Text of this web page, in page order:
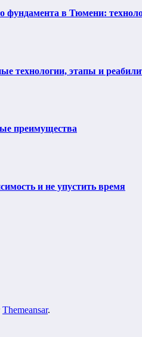
фундамента в Тюмени:
технологии, этапы и
преимущества
и не упустить время
Themeansar.